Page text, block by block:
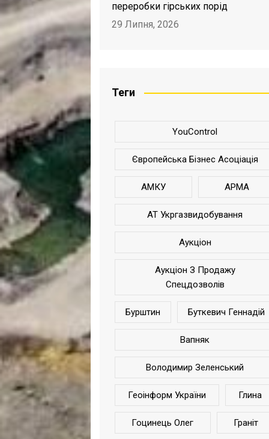
переробки гірських порід
29 Липня, 2026
Теги
YouControl
Європейська Бізнес Асоціація
АМКУ АРМА
АТ Укргазвидобування
Аукціон
Аукціон З Продажу
Спецдозволів
Бурштин Буткевич Геннадій
Вапняк
Володимир Зеленський
Геоінформ України Глина
Гоцинець Олег Граніт